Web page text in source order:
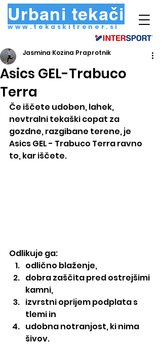
Urbani tekači
www.tekaskitrener.si
Asics GEL-Trabuco
Terra
Jasmina Kozina Praprotnik
Če iščete udoben, lahek,
nevtralni tekaški copat za
gozdne, razgibane terene, je
Asics GEL - Trabuco Terra ravno
to, kar iščete.
Odlikuje ga:
odlično blaženje,
dobra zaščita pred ostrejšimi
kamni,
izvrstni oprijem podplata s
tlemi in
udobna notranjost, ki nima
šivov.